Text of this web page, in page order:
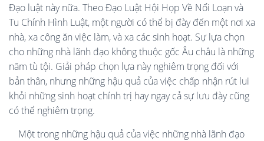
Đạo luật này nữa. Theo Đạo Luật Hội Họp Về Nổi Loạn và
Tu Chính Hình Luật, một người có thể bị đày đến một nơi xa
nhà, xa công ăn việc làm, và xa các sinh hoạt. Sự lựa chọn
cho những nhà lãnh đạo không thuộc gốc Âu châu là những
năm tù tội. Giải pháp chọn lựa này nghiêm trọng đối với
bản thân, nhưng những hậu quả của việc chấp nhận rút lui
khỏi những sinh hoạt chính trị hay ngay cả sự lưu đày cũng
có thể nghiêm trọng.
Một trong những hậu quả của việc những nhà lãnh đạo